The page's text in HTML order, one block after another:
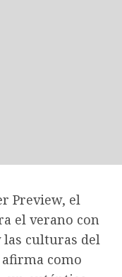
Preview, el
el verano con
las culturas del
afirma como